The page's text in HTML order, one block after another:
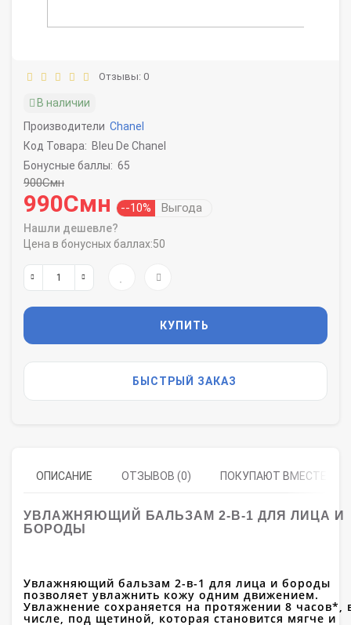
Отзывы: 0
В наличии
Производители Chanel
Код Товара: Bleu De Chanel
Бонусные баллы: 65
900Смн
990Смн --10% Выгода
Нашли дешевле?
Цена в бонусных баллах:50
КУПИТЬ
БЫСТРЫЙ ЗАКАЗ
ОПИСАНИЕ ОТЗЫВОВ (0) ПОКУПАЮТ ВМЕСТЕ
УВЛАЖНЯЮЩИЙ БАЛЬЗАМ 2-В-1 ДЛЯ ЛИЦА И
БОРОДЫ
Увлажняющий бальзам 2-в-1 для лица и бороды
позволяет увлажнить кожу одним движением.
Увлажнение сохраняется на протяжении 8 часов*,
числе, под щетиной, которая становится мягче и